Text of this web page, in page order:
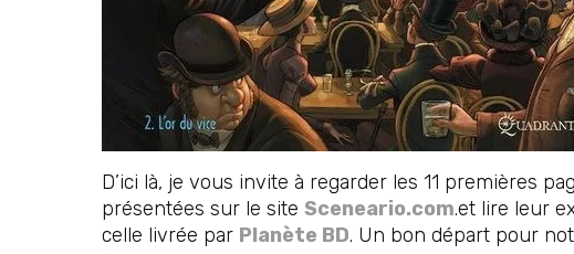
D’ici là, je vous invite à regarder les 11 premières
présentées sur le site Sceneario.com.et lire leur
celle livrée par Planète BD. Un bon départ pour